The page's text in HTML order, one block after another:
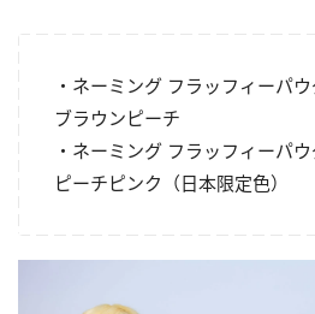
・ネーミング フラッフィーパ
ブラウンピーチ
・ネーミング フラッフィーパ
ピーチピンク（日本限定色）